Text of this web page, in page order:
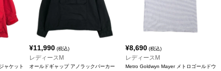
ャケット
¥11,990 (税込)
レディースM
オールドギャップ アノラックパーカー
¥8,690 (税込)
レディースM
Metro Goldwyn Mayer メトロゴールドウ